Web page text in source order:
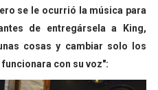
se le ocurrió la música para
de entregársela a King,
cosas y cambiar solo los
con su voz":